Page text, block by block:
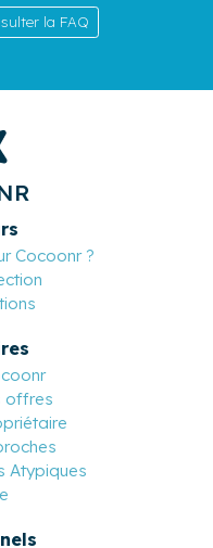
la FAQ
Cocoonr ?
offres
Atypiques